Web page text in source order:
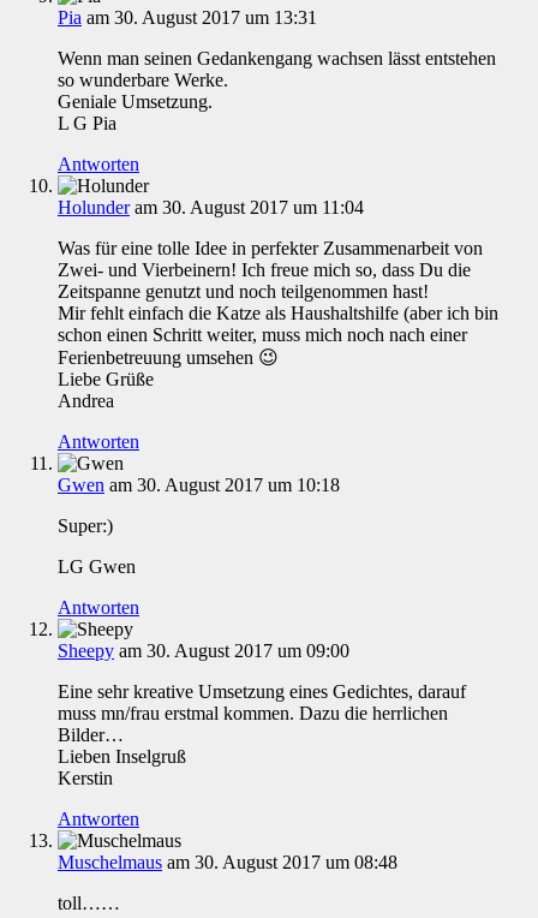
Pia am 30. August 2017 um 13:31
Wenn man seinen Gedankengang wachsen lässt entstehen
so wunderbare Werke.
Geniale Umsetzung.
L G Pia
Antworten
Holunder am 30. August 2017 um 11:04
Was für eine tolle Idee in perfekter Zusammenarbeit von
Zwei- und Vierbeinern! Ich freue mich so, dass Du die
Zeitspanne genutzt und noch teilgenommen hast!
Mir fehlt einfach die Katze als Haushaltshilfe (aber ich bin
schon einen Schritt weiter, muss mich noch nach einer
Ferienbetreuung umsehen 😉
Liebe Grüße
Andrea
Antworten
Gwen am 30. August 2017 um 10:18
Super:)
LG Gwen
Antworten
Sheepy am 30. August 2017 um 09:00
Eine sehr kreative Umsetzung eines Gedichtes, darauf
muss mn/frau erstmal kommen. Dazu die herrlichen
Bilder…
Lieben Inselgruß
Kerstin
Antworten
Muschelmaus am 30. August 2017 um 08:48
toll……